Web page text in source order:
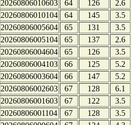
20260806010603 64 126
2.6
20260806010104
64 145
3.5
20260806005604
65 131
3.5
20260806005104
65 137
2.6
20260806004604
65 126
3.5
20260806004103
66 125
5.2
20260806003604
66 147
5.2
20260806002603
67 128
6.1
20260806001603
67 122
3.5
20260806001104
67 128
3.5